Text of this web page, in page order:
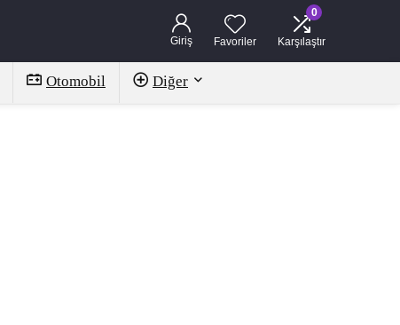
Giriş Favoriler
0
Karşılaştır
Otomobil Diğer